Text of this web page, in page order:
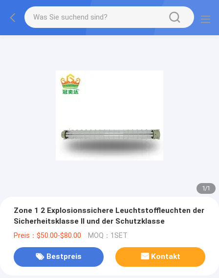
1/1
Zone 1 2 Explosionssichere Leuchtstoffleuchten der
Sicherheitsklasse II und der Schutzklasse
Preis：$50.00-$80.00 MOQ：1SET
Bestpreis Kontakt